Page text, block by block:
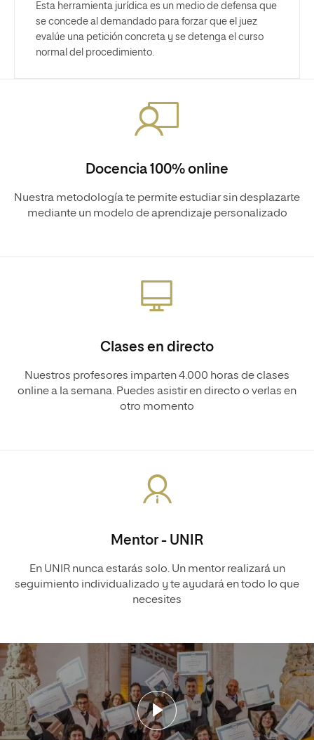
Esta herramienta jurídica es un medio de defensa que
se concede al demandado para forzar que el juez
evalúe una petición concreta y se detenga el curso
normal del procedimiento.
Docencia 100% online
Nuestra metodología te permite estudiar sin desplazarte
mediante un modelo de aprendizaje personalizado
Clases en directo
Nuestros profesores imparten 4.000 horas de clases
online a la semana. Puedes asistir en directo o verlas en
otro momento
Mentor - UNIR
En UNIR nunca estarás solo. Un mentor realizará un
seguimiento individualizado y te ayudará en todo lo que
necesites